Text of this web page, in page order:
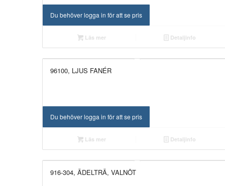
Du behöver logga in för att se pris
Läs mer Detaljinfo
96100, LJUS FANÉR
Du behöver logga in för att se pris
Läs mer Detaljinfo
916-304, ÄDELTRÄ, VALNÖT